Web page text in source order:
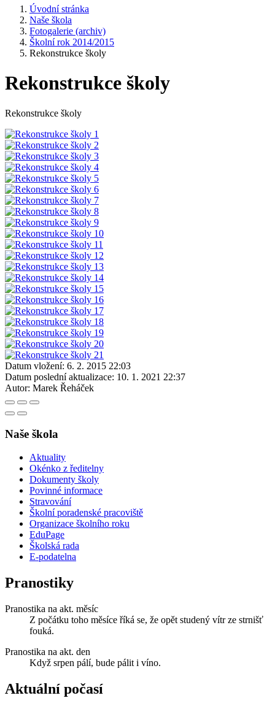
Úvodní stránka
Naše škola
Fotogalerie (archiv)
Školní rok 2014/2015
Rekonstrukce školy
Rekonstrukce školy
Rekonstrukce školy
Datum vložení: 6. 2. 2015 22:03
Datum poslední aktualizace: 10. 1. 2021 22:37
Autor: Marek Řeháček
Naše škola
Aktuality
Okénko z ředitelny
Dokumenty školy
Povinné informace
Stravování
Školní poradenské pracoviště
Organizace školního roku
EduPage
Školská rada
E-podatelna
Pranostiky
Pranostika na akt. měsíc
Z počátku toho měsíce říká se, že opět studený vítr ze strnišť
fouká.
Pranostika na akt. den
Když srpen pálí, bude pálit i víno.
Aktuální počasí